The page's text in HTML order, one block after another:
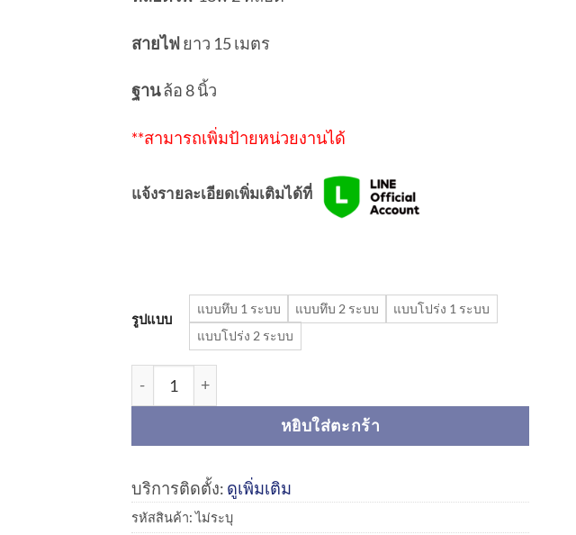
สายไฟยาว 15 เมตร
ฐานล้อ 8 นิ้ว
**สามารถเพิ่มป้ายหน่วยงานได้
แจ้งรายละเอียดเพิ่มเติมได้ที่
รูปแบบ
แบบทึบ 1 ระบบ แบบทึบ 2 ระบบ
แบบโปร่ง 1 ระบบ
แบบโปร่ง 2 ระบบ
หยิบใส่ตะกร้า
บริการติดตั้ง: ดูเพิ่มเติม
รหัสสินค้า:ไม่ระบุ